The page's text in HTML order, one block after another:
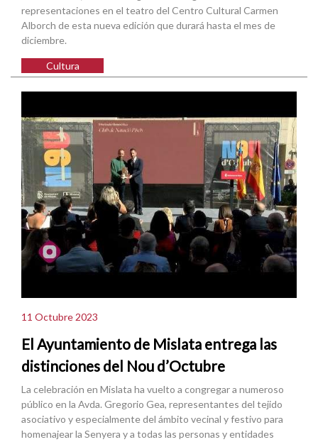
representaciones en el teatro del Centro Cultural Carmen
Alborch de esta nueva edición que durará hasta el mes de
diciembre.
Cultura
11 Octubre 2023
El Ayuntamiento de Mislata entrega las
distinciones del Nou d’Octubre
La celebración en Mislata ha vuelto a congregar a numeroso
público en la Avda. Gregorio Gea, representantes del tejido
asociativo y especialmente del ámbito vecinal y festivo para
homenajear la Senyera y a todas las personas y entidades